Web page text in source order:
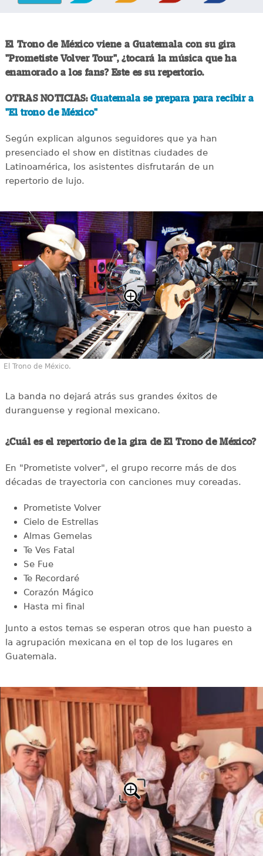
El Trono de México viene a Guatemala con su gira
"Prometiste Volver Tour", ¿tocará la música que ha
enamorado a los fans? Este es su repertorio.
OTRAS NOTICIAS:Guatemala se prepara para recibir a
"El trono de México"
Según explican algunos seguidores que ya han
presenciado el show en distitnas ciudades de
Latinoamérica, los asistentes disfrutarán de un
repertorio de lujo.
El Trono de México.
La banda no dejará atrás sus grandes éxitos de
duranguense y regional mexicano.
¿Cuál es el repertorio de la gira de El Trono de México?
En "Prometiste volver", el grupo recorre más de dos
décadas de trayectoria con canciones muy coreadas.
Prometiste Volver
Cielo de Estrellas
Almas Gemelas
Te Ves Fatal
Se Fue
Te Recordaré
Corazón Mágico
Hasta mi final
Junto a estos temas se esperan otros que han puesto a
la agrupación mexicana en el top de los lugares en
Guatemala.